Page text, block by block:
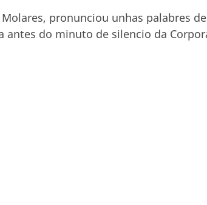
pronunciou unhas palabres
antes do minuto de silencio da